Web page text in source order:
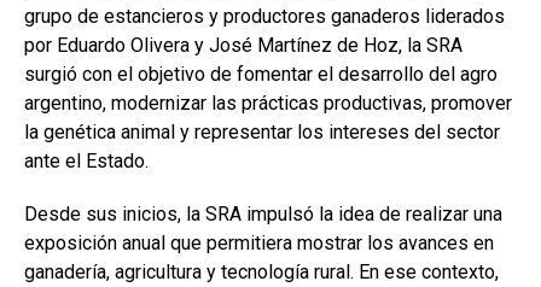
grupo de estancieros y productores ganaderos liderados
por Eduardo Olivera y José Martínez de Hoz, la SRA
surgió con el objetivo de fomentar el desarrollo del agro
argentino, modernizar las prácticas productivas, promover
la genética animal y representar los intereses del sector
ante el Estado.
Desde sus inicios, la SRA impulsó la idea de realizar una
exposición anual que permitiera mostrar los avances en
ganadería, agricultura y tecnología rural. En ese contexto,